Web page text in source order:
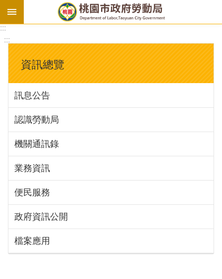
基
法
勞
資
會
庇
護
工
場
進
訊
息
公
:::
:::
資訊總覽
訊息公告
認識勞動局
機關通訊錄
業務資訊
便民服務
政府資訊公開
檔案應用